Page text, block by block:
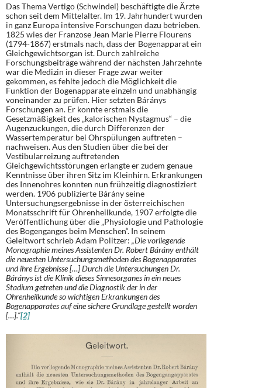
Das Thema Vertigo (Schwindel) beschäftigte die Ärzte
schon seit dem Mittelalter. Im 19. Jahrhundert wurden
in ganz Europa intensive Forschungen dazu betrieben.
1825 wies der Franzose Jean Marie Pierre Flourens
(1794-1867) erstmals nach, dass der Bogenapparat ein
Gleichgewichtsorgan ist. Durch zahlreiche
Forschungsbeiträge während der nächsten Jahrzehnte
war die Medizin in dieser Frage zwar weiter
gekommen, es fehlte jedoch die Möglichkeit die
Funktion der Bogenapparate einzeln und unabhängig
voneinander zu prüfen. Hier setzten Báránys
Forschungen an. Er konnte erstmals die
Gesetzmäßigkeit des „kalorischen Nystagmus“ – die
Augenzuckungen, die durch Differenzen der
Wassertemperatur bei Ohrspülungen auftreten –
nachweisen. Aus den Studien über die bei der
Vestibularreizung auftretenden
Gleichgewichtsstörungen erlangte er zudem genaue
Kenntnisse über ihren Sitz im Kleinhirn. Erkrankungen
des Innenohres konnten nun frühzeitig diagnostiziert
werden. 1906 publizierte Bárány seine
Untersuchungsergebnisse in der österreichischen
Monatsschrift für Ohrenheilkunde, 1907 erfolgte die
Veröffentlichung über die „Physiologie und Pathologie
des Bogenganges beim Menschen“. In seinem
Geleitwort schrieb Adam Politzer: „Die vorliegende
Monographie meines Assistenten Dr. Robert Bárány enthält
die neuesten Untersuchungsmethoden des Bogenapparates
und ihre Ergebnisse […] Durch die Untersuchungen Dr.
Báránys ist die Klinik dieses Sinnesorganes in ein neues
Stadium getreten und die Diagnostik der in der
Ohrenheilkunde so wichtigen Erkrankungen des
Bogenapparates auf eine sichere Grundlage gestellt worden
[…].“[2]